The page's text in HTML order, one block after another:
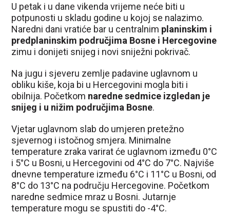
U petak i u dane vikenda vrijeme neće biti u
potpunosti u skladu godine u kojoj se nalazimo.
Naredni dani vratiće bar u centralnim planinskim i
predplaninskim područjima Bosne i Hercegovine
zimu i donijeti snijeg i novi sniježni pokrivač.
Na jugu i sjeveru zemlje padavine uglavnom u
obliku kiše, koja bi u Hercegovini mogla biti i
obilnija. Početkom naredne sedmice izgledan je
snijeg i u nižim područjima Bosne.
Vjetar uglavnom slab do umjeren pretežno
sjevernog i istočnog smjera. Minimalne
temperature zraka varirat će uglavnom između 0°C
i 5°C u Bosni, u Hercegovini od 4°C do 7°C. Najviše
dnevne temperature između 6°C i 11°C u Bosni, od
8°C do 13°C na području Hercegovine. Početkom
naredne sedmice mraz u Bosni. Jutarnje
temperature mogu se spustiti do -4°C.